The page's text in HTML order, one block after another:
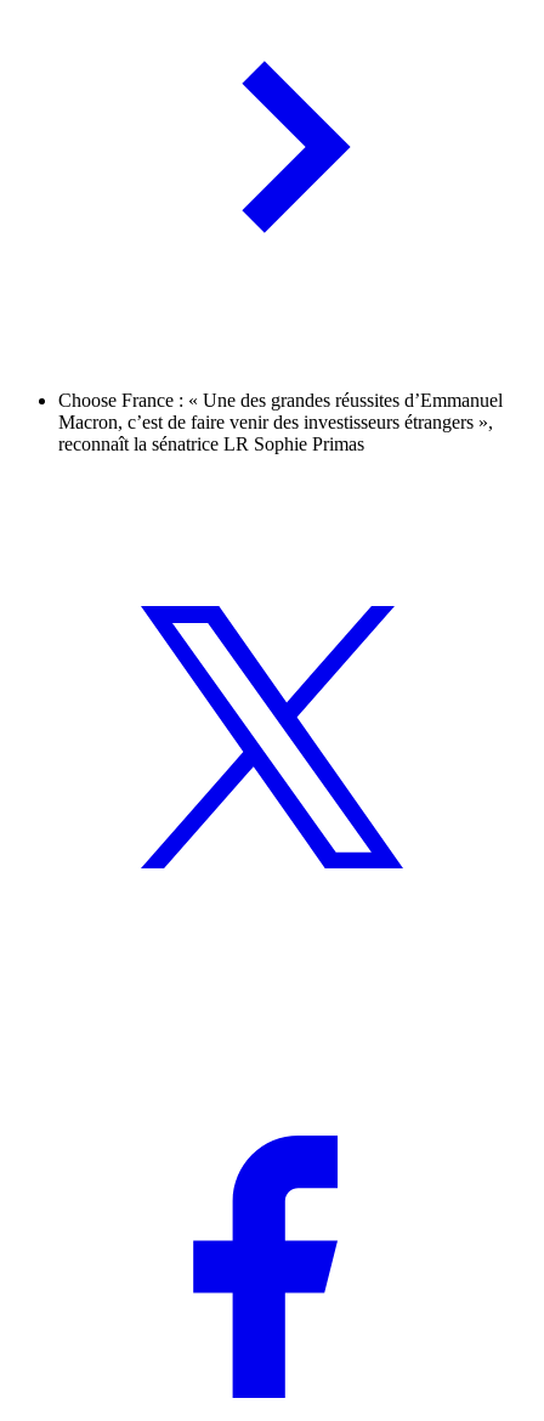
Choose France : « Une des grandes réussites d’Emmanuel
Macron, c’est de faire venir des investisseurs étrangers »,
reconnaît la sénatrice LR Sophie Primas